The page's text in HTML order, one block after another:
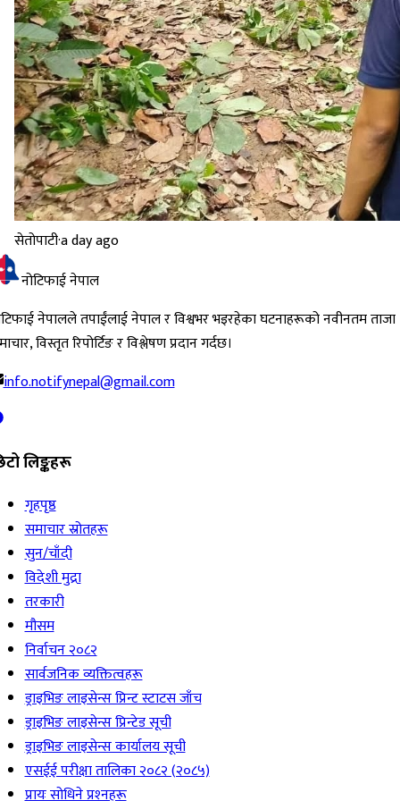
सेतोपाटी·a day ago
नोटिफाई नेपाल
नेपालले तपाईंलाई नेपाल र विश्वभर भइरहेका घटनाहरूको नवीनतम ताजा
विस्तृत रिपोर्टिङ र विश्लेषण प्रदान गर्दछ।
info.notifynepal@gmail.com
लिङ्कहरू
गृहपृष्ठ
समाचार स्रोतहरू
सुन/चाँदी
विदेशी मुद्रा
तरकारी
मौसम
निर्वाचन २०८२
सार्वजनिक व्यक्तित्वहरू
ड्राइभिङ लाइसेन्स प्रिन्ट स्टाटस जाँच
ड्राइभिङ लाइसेन्स प्रिन्टेड सूची
ड्राइभिङ लाइसेन्स कार्यालय सूची
एसईई परीक्षा तालिका २०८२ (२०८५)
प्रायः सोधिने प्रश्‍नहरू